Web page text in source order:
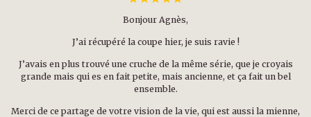
Bonjour Agnès,
J’ai récupéré la coupe hier, je suis ravie !
J’avais en plus trouvé une cruche de la même série, que je croyais
grande mais qui es en fait petite, mais ancienne, et ça fait un bel
ensemble.
Merci de ce partage de votre vision de la vie, qui est aussi la mienne,